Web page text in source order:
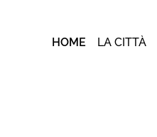
HOME LA CITTÀ